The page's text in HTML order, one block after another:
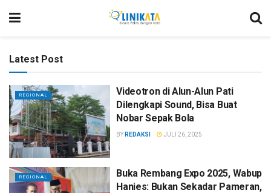
Latest Post
REGIONAL
Videotron di Alun-Alun Pati
Dilengkapi Sound, Bisa Buat
Nobar Sepak Bola
BY REDAKSI JULI 26, 2025
REGIONAL
Buka Rembang Expo 2025, Wabup
Hanies: Bukan Sekadar Pameran,